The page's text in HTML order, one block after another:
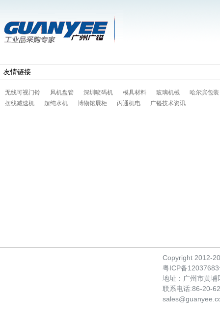
友情链接
无线可视门铃 风机盘管 深圳喷码机 模具材料 玻璃机械
哈尔滨包装
摆线减速机
超纯水机 博物馆展柜 丙通机电 广镒技术资讯
Copyright 2012-
粤ICP备12037683
地址：广州市黄埔
联系电话:86-20-